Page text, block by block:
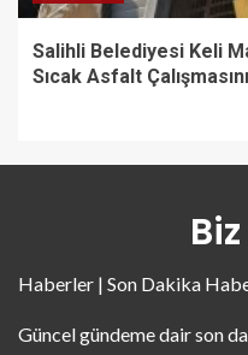
Salihli Belediyesi Keli
Sıcak Asfalt
Haberler | Son Dakika
Güncel gündeme dair son